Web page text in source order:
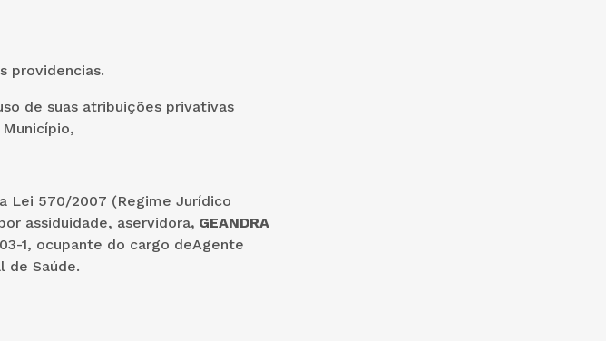
providencias.
de suas atribuições privativas
Lei 570/2007 (Regime Jurídico
assiduidade, aservidora, GEANDRA
1, ocupante do cargo deAgente
Municipal de Saúde.